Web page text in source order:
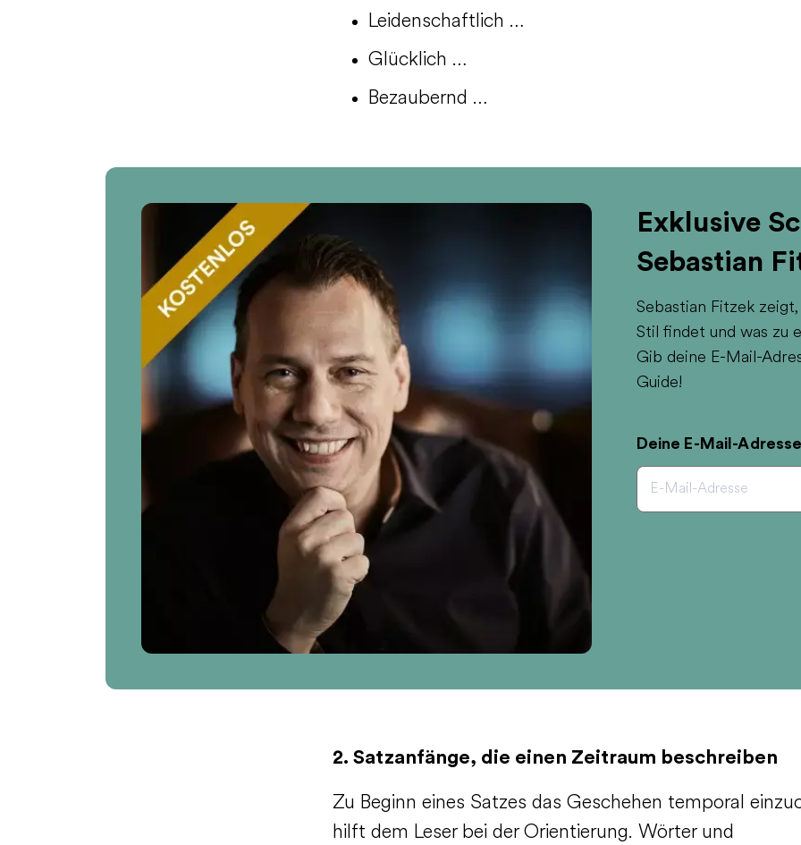
Leidenschaftlich …
Glücklich …
Bezaubernd …
Exklusive
Sebastian
Sebastian Fitzek
Stil findet und was zu
Gib deine E-Mail-
Guide!
Deine E-Mail-
2. Satzanfänge, die einen Zeitraum beschreiben
Zu Beginn eines Satzes das Geschehen temporal
hilft dem Leser bei der Orientierung. Wörter und